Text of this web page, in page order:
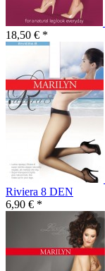
18,50 € *
Riviera 8 DEN
6,90 € *